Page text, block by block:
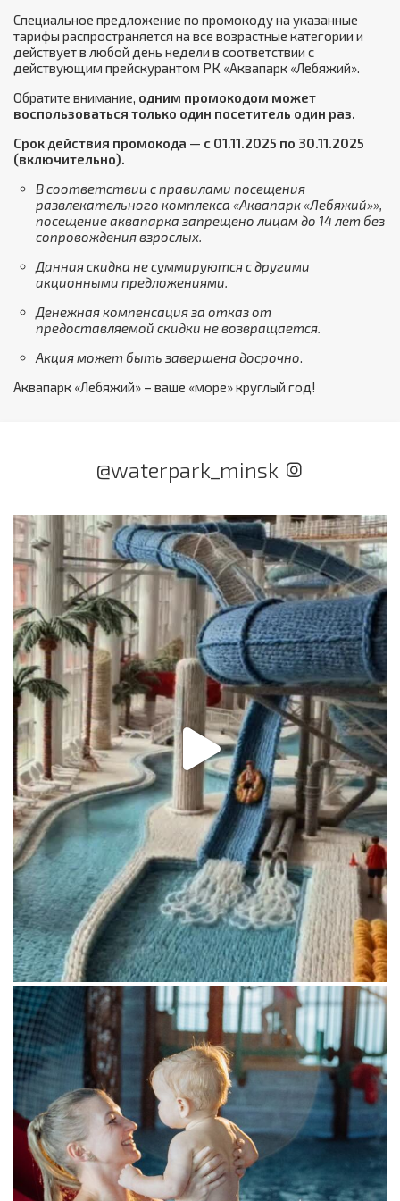
Специальное предложение по промокоду на указанные
тарифы распространяется на все возрастные категории и
действует в любой день недели в соответствии с
действующим прейскурантом РК «Аквапарк «Лебяжий».
Обратите внимание, одним промокодом может
воспользоваться только один посетитель один раз.
Срок действия промокода — с 01.11.2025 по 30.11.2025
(включительно).
В соответствии с правилами посещения
развлекательного комплекса «Аквапарк «Лебяжий»»,
посещение аквапарка запрещено лицам до 14 лет без
сопровождения взрослых.
Данная скидка не суммируются с другими
акционными предложениями.
Денежная компенсация за отказ от
предоставляемой скидки не возвращается.
Акция может быть завершена досрочно.
Аквапарк «Лебяжий» – ваше «море» круглый год!
@waterpark_minsk